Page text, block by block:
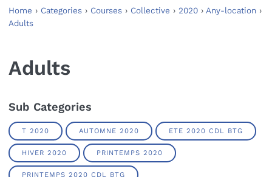
Home › Categories › Courses › Collective › 2020 › Any-location ›
Adults
Adults
Sub Categories
T 2020 AUTOMNE 2020 ETE 2020 CDL BTG
HIVER 2020 PRINTEMPS 2020
PRINTEMPS 2020 CDL BTG